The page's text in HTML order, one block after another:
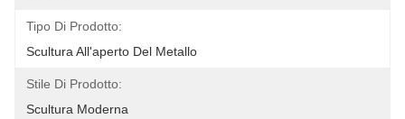
Tipo Di Prodotto:
Scultura All'aperto Del Metallo
Stile Di Prodotto:
Scultura Moderna